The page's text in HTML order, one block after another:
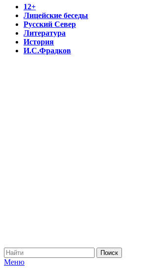
12+
Лицейские беседы
Русский Север
Литература
История
И.С.Фрадков
Меню